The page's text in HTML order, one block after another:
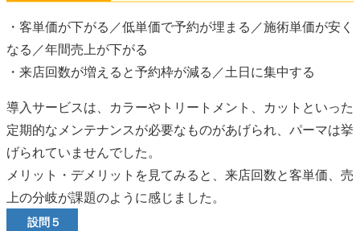
・客単価が下がる／低単価で予約が埋まる／施術単価が安く
なる／年間売上が下がる
・来店回数が増えると予約枠が減る／土日に集中する
導入サービスは、カラーやトリートメント、カットといった
定期的なメンテナンスが必要なものがあげられ、パーマは挙
げられていませんでした。
メリット・デメリットを見てみると、来店回数と客単価、売
上の分岐が課題のように感じました。
設問５